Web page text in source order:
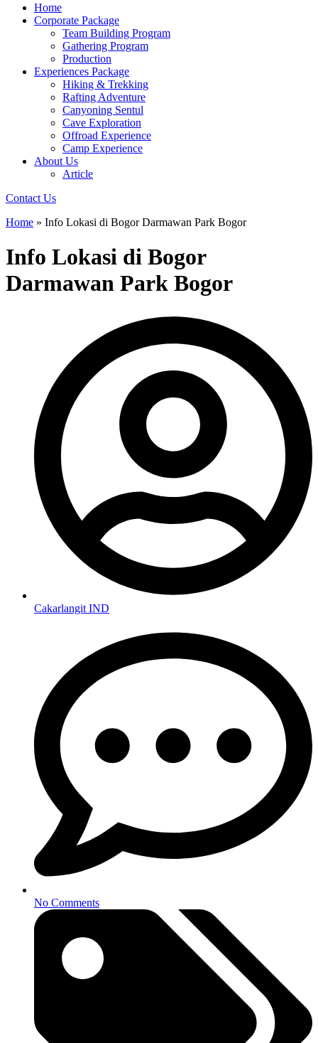
Home
Corporate Package
Team Building Program
Gathering Program
Production
Experiences Package
Hiking & Trekking
Rafting Adventure
Canyoning Sentul
Cave Exploration
Offroad Experience
Camp Experience
About Us
Article
Contact Us
Home » Info Lokasi di Bogor Darmawan Park Bogor
Info Lokasi di Bogor
Darmawan Park Bogor
Cakarlangit IND
No Comments